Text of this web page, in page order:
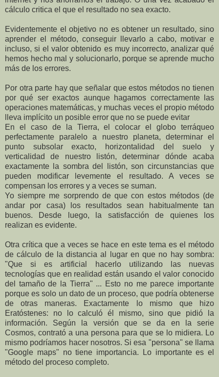
cálculo critica el que el resultado no sea exacto.
Evidentemente el objetivo no es obtener un resultado, sino
aprender el método, conseguir llevarlo a cabo, motivar e
incluso, si el valor obtenido es muy incorrecto, analizar qué
hemos hecho mal y solucionarlo, porque se aprende mucho
más de los errores.
Por otra parte hay que señalar que estos métodos no tienen
por qué ser exactos aunque hagamos correctamente las
operaciones matemáticas, y muchas veces el propio método
lleva implícito un posible error que no se puede evitar
En el caso de la Tierra, el colocar el globo terráqueo
perfectamente paralelo a nuestro planeta, determinar el
punto subsolar exacto, horizontalidad del suelo y
verticalidad de nuestro listón, determinar dónde acaba
exactamente la sombra del listón, son circunstancias que
pueden modificar levemente el resultado. A veces se
compensan los errores y a veces se suman.
Yo siempre me sorprendo de que con estos métodos (de
andar por casa) los resultados sean habitualmente tan
buenos. Desde luego, la satisfacción de quienes los
realizan es evidente.
Otra crítica que a veces se hace en este tema es el método
de cálculo de la distancia al lugar en que no hay sombra:
"Que si es artificial hacerlo utilizando las nuevas
tecnologías que en realidad están usando el valor conocido
del tamaño de la Tierra" ... Esto no me parece importante
porque es solo un dato de un proceso, que podría obtenerse
de otras maneras. Exactamente lo mismo que hizo
Eratóstenes: no lo calculó él mismo, sino que pidió la
información. Según la versión que se da en la serie
Cosmos, contrató a una persona para que se lo midiera. Lo
mismo podríamos hacer nosotros. Si esa "persona" se llama
"Google maps" no tiene importancia. Lo importante es el
método del proceso completo.